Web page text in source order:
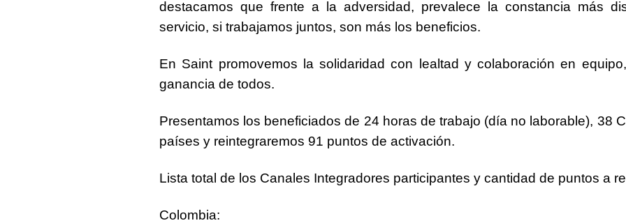
destacamos que frente a la adversidad, prevalece la constancia más
servicio, si trabajamos juntos, son más los beneficios.
En Saint promovemos la solidaridad con lealtad y colaboración en
ganancia de todos.
Presentamos los beneficiados de 24 horas de trabajo (día no laborable), 38
países y reintegraremos 91 puntos de activación.
Lista total de los Canales Integradores participantes y cantidad de puntos a
Colombia: